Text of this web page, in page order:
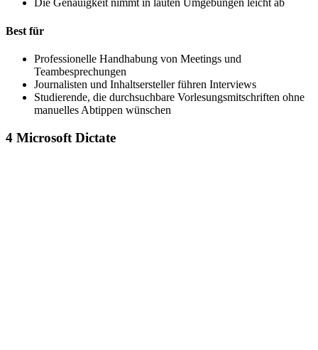
Die Genauigkeit nimmt in lauten Umgebungen leicht ab
Best für
Professionelle Handhabung von Meetings und
Teambesprechungen
Journalisten und Inhaltsersteller führen Interviews
Studierende, die durchsuchbare Vorlesungsmitschriften ohne
manuelles Abtippen wünschen
4 Microsoft Dictate